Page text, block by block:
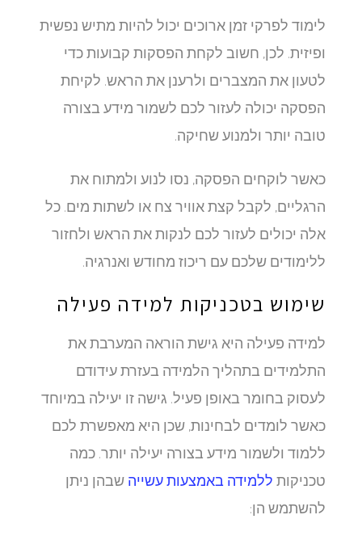
לימוד לפרקי זמן ארוכים יכול להיות מתיש נפשית
ופיזית. לכן, חשוב לקחת הפסקות קבועות כדי
לטעון את המצברים ולרענן את הראש. לקיחת
הפסקה יכולה לעזור לכם לשמור מידע בצורה
טובה יותר ולמנוע שחיקה.
כאשר לוקחים הפסקה, נסו לנוע ולמתוח את
הרגליים, לקבל קצת אוויר צח או לשתות מים. כל
אלה יכולים לעזור לכם לנקות את הראש ולחזור
ללימודים שלכם עם ריכוז מחודש ואנרגיה.
שימוש בטכניקות למידה פעילה
למידה פעילה היא גישת הוראה המערבת את
התלמידים בתהליך הלמידה בעזרת עידודם
לעסוק בחומר באופן פעיל. גישה זו יעילה במיוחד
כאשר לומדים לבחינות, שכן היא מאפשרת לכם
ללמוד ולשמור מידע בצורה יעילה יותר. כמה
טכניקותללמידה באמצעות עשייהשבהן ניתן
להשתמש הן: